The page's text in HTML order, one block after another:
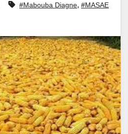
#Mabouba Diagne, #MASAE